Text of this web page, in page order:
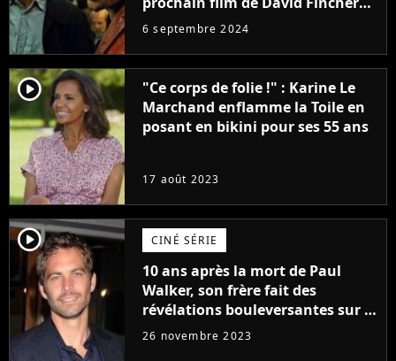
avec lequel il se réinvente
complètement
6 septembre 2024
player2
"Ce corps de folie !" : Karine Le
Marchand enflamme la Toile en
posant en bikini pour ses 55 ans
17 août 2023
player2 CINÉ SÉRIE
10 ans après la mort de Paul
Walker, son frère fait des
révélations bouleversantes sur la
réaction des acteurs de Fast and
26 novembre 2023